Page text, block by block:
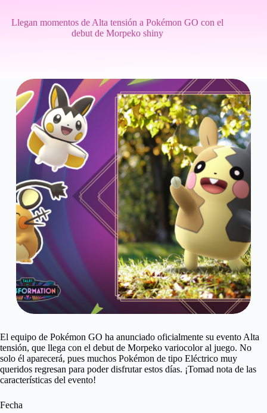
Llegan momentos de Alta tensión a Pokémon GO con el
debut de Morpeko shiny
El equipo de Pokémon GO ha anunciado oficialmente su evento Alta
tensión, que llega con el debut de Morpeko variocolor al juego. No
solo él aparecerá, pues muchos Pokémon de tipo Eléctrico muy
queridos regresan para poder disfrutar estos días. ¡Tomad nota de las
características del evento!
Fecha